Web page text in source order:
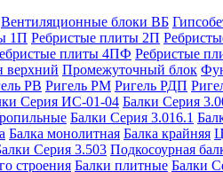
Вентиляционные блоки ВБ
1П Ребристые плиты 2П
плиты 4ПФ Ребристые
верхний Промежуточный блок
РВ Ригель РМ Ригель РДП
Серия ИС-01-04 Балки Серия
Балки Серия 3.016.1
Балка монолитная Балка крайняя
Серия 3.503 Подкосоурная
строения Балки плитные Балки